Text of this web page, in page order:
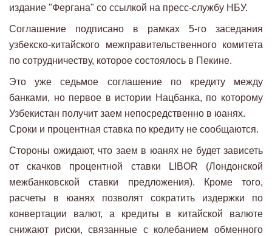
издание "Фергана" со ссылкой на пресс-службу НБУ.
Соглашение подписано в рамках 5-го заседания
узбекско-китайского межправительственного комитета
по сотрудничеству, которое состоялось в Пекине.
Это уже седьмое соглашение по кредиту между
банками, но первое в истории Нацбанка, по которому
Узбекистан получит заем непосредственно в юанях.
Сроки и процентная ставка по кредиту не сообщаются.
Стороны ожидают, что заем в юанях не будет зависеть
от скачков процентной ставки LIBOR (Лондонской
межбанковской ставки предложения). Кроме того,
расчеты в юанях позволят сократить издержки по
конвертации валют, а кредиты в китайской валюте
снижают риски, связанные с колебанием обменного